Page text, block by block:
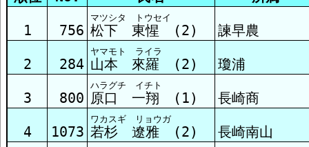
予選4組 結果
予選5組 結果
予選6組 結果
1 756
マツシタ トウセイ
松下 東惺 (2) 諫早農
2 284
ヤマモト ライラ
山本 來羅 (2) 瓊浦
3 800
ハラグチ イチト
原口 一翔 (1) 長崎商
4 1073
ワカスギ リョウガ
若杉 遼雅 (2) 長崎南山